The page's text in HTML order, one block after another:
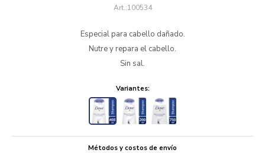
100534
Especial para cabello dañado.
Nutre y repara el cabello.
Sin sal.
Variantes:
Métodos y costos de envío